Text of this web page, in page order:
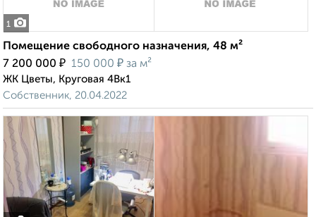
1
Помещение свободного назначения, 48 м²
7 200 000 ₽ 150 000 ₽ за м²
ЖК Цветы, Круговая 4Вк1
Собственник, 20.04.2022